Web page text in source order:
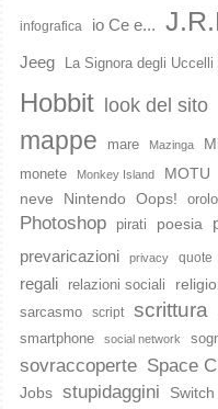
infografica io Ce e...
Jeeg La Signora degli Uccelli
Hobbit
look del sito
mappe mare Mazinga
monete Monkey Island MOTU
neve Nintendo Oops!
Photoshop pirati poesia
prevaricazioni privacy quote
regali relazioni sociali
sarcasmo
script scrittura
smartphone social network
sovraccoperte Space
Jobs stupidaggini Switch